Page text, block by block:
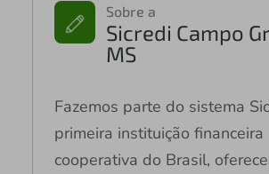
Sobre a
Sicredi Campo
MS
Fazemos parte do sistema
primeira instituição financeira
cooperativa do Brasil,